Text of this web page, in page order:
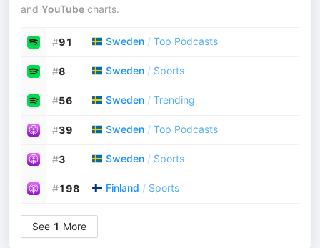
and YouTube charts.
#91 Sweden / Top Podcasts
#8 Sweden / Sports
#56 Sweden / Trending
#39 Sweden / Top Podcasts
#3 Sweden / Sports
#198 Finland / Sports
See 1 More